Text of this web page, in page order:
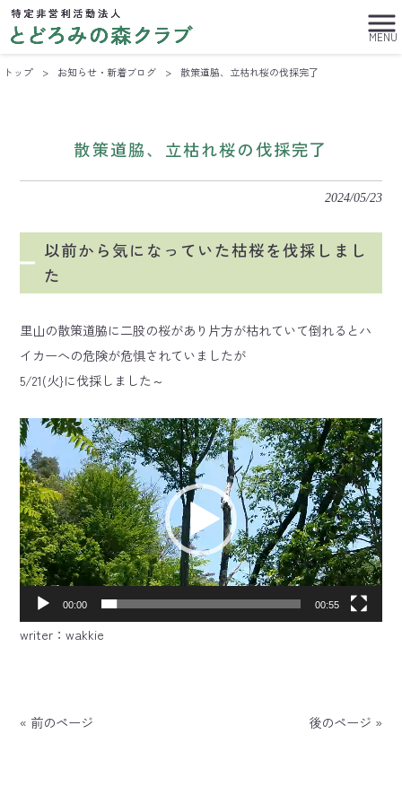
MENU
トップ > お知らせ・新着ブログ > 散策道脇、立枯れ桜の伐採完了
散策道脇、立枯れ桜の伐採完了
2024/05/23
以前から気になっていた枯桜を伐採しまし
た
里山の散策道脇に二股の桜があり片方が枯れていて倒れるとハ
イカーへの危険が危惧されていましたが
5/21(火}に伐採しました～
動
画
プ
レ
ー
ヤ
ー
00:00 00:55
writer：wakkie
« 前のページ 後のページ »